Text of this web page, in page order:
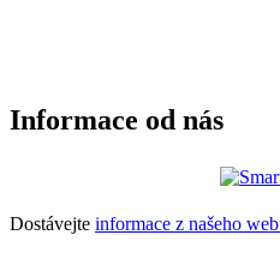
Informace od nás
Dostávejte informace z našeho